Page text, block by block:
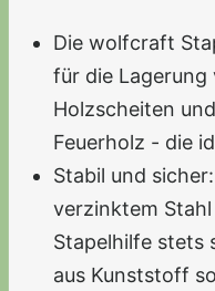
Die wolfcraft
für die
Holzscheiten
Feuerholz - die
Stabil und
verzinktem
Stapelhilfe stets
aus Kunststoff